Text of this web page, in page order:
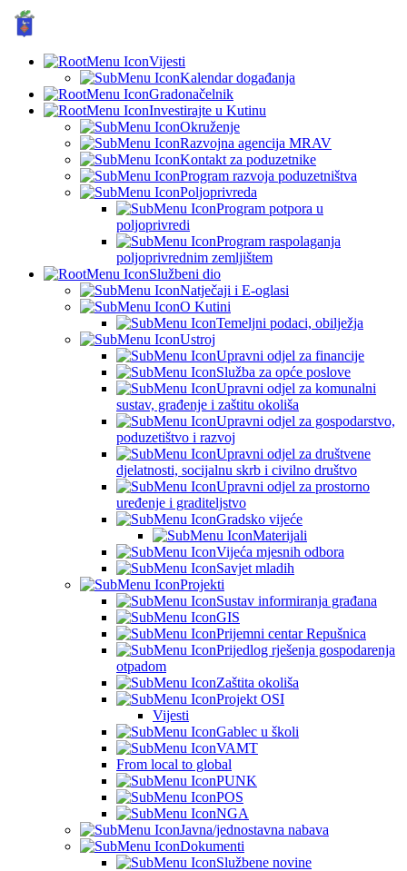
Vijesti
Kalendar događanja
Gradonačelnik
Investirajte u Kutinu
Okruženje
Razvojna agencija MRAV
Kontakt za poduzetnike
Program razvoja poduzetništva
Poljoprivreda
Program potpora u
poljoprivredi
Program raspolaganja
poljoprivrednim zemljištem
Službeni dio
Natječaji i E-oglasi
O Kutini
Temeljni podaci, obilježja
Ustroj
Upravni odjel za financije
Služba za opće poslove
Upravni odjel za komunalni
sustav, građenje i zaštitu okoliša
Upravni odjel za gospodarstvo,
poduzetištvo i razvoj
Upravni odjel za društvene
djelatnosti, socijalnu skrb i civilno društvo
Upravni odjel za prostorno
uređenje i graditeljstvo
Gradsko vijeće
Materijali
Vijeća mjesnih odbora
Savjet mladih
Projekti
Sustav informiranja građana
GIS
Prijemni centar Repušnica
Prijedlog rješenja gospodarenja
otpadom
Zaštita okoliša
Projekt OSI
Vijesti
Gablec u školi
VAMT
From local to global
PUNK
POS
NGA
Javna/jednostavna nabava
Dokumenti
Službene novine